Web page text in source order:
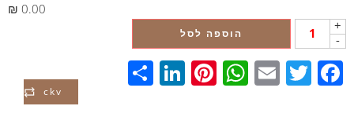
0.00 ₪
+
-
הוספה לסל
ckv
Facebook
Twitter
Email
WhatsApp
Pinterest
LinkedIn
Share